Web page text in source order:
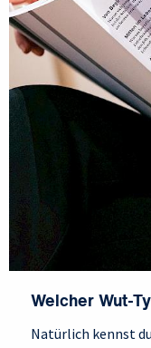
Welcher Wut-
Natürlich kennst